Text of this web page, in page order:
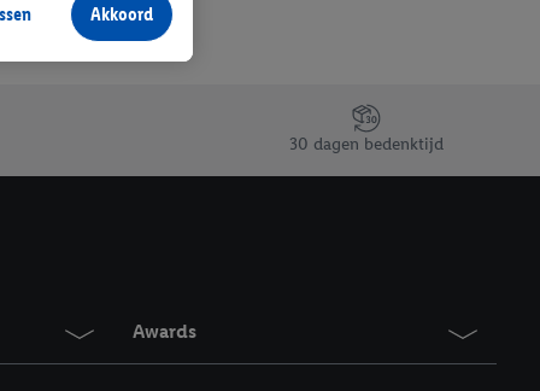
30 dagen bedenktijd
Awards
producten waarin je
te plaatsen
jouw gehashte e-
kunnen worden
vergelijkbare
Meer informatie,
Akkoord